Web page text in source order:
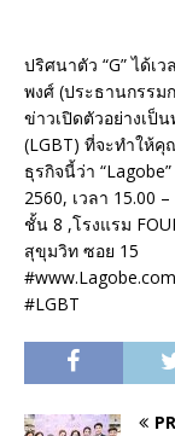
ปริศนาตัว “G” ได้
พงศ์ (ประธานกรรม
ข่าวเปิดตัวอย่างเป็
(LGBT) ที่จะทำให้
ธุรกิจนี้ว่า
2560, เวลา 15.00
ชั้น 8 ,โรงแรม
สุขุมวิท ซอย 15
#www.Lagobe.com
#LGBT